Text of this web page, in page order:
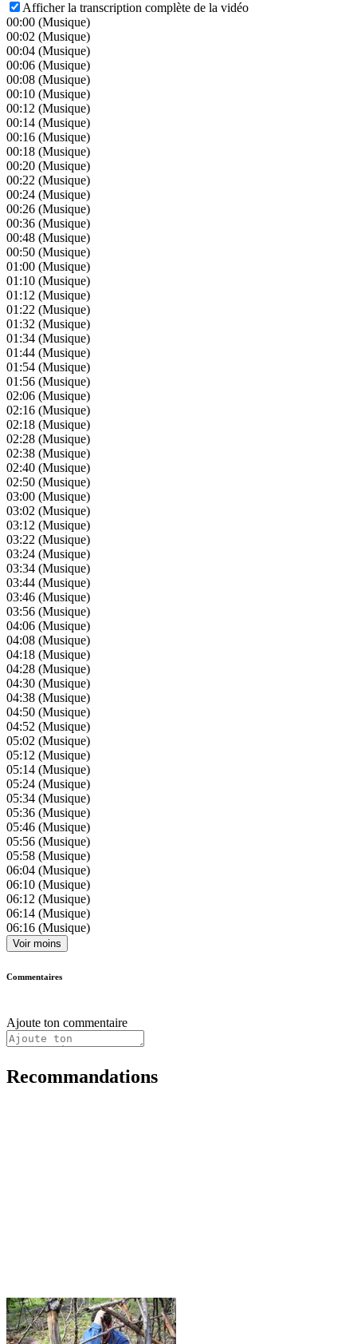
Afficher la transcription complète de la vidéo
00:00 (Musique)
00:02 (Musique)
00:04 (Musique)
00:06 (Musique)
00:08 (Musique)
00:10 (Musique)
00:12 (Musique)
00:14 (Musique)
00:16 (Musique)
00:18 (Musique)
00:20 (Musique)
00:22 (Musique)
00:24 (Musique)
00:26 (Musique)
00:36 (Musique)
00:48 (Musique)
00:50 (Musique)
01:00 (Musique)
01:10 (Musique)
01:12 (Musique)
01:22 (Musique)
01:32 (Musique)
01:34 (Musique)
01:44 (Musique)
01:54 (Musique)
01:56 (Musique)
02:06 (Musique)
02:16 (Musique)
02:18 (Musique)
02:28 (Musique)
02:38 (Musique)
02:40 (Musique)
02:50 (Musique)
03:00 (Musique)
03:02 (Musique)
03:12 (Musique)
03:22 (Musique)
03:24 (Musique)
03:34 (Musique)
03:44 (Musique)
03:46 (Musique)
03:56 (Musique)
04:06 (Musique)
04:08 (Musique)
04:18 (Musique)
04:28 (Musique)
04:30 (Musique)
04:38 (Musique)
04:50 (Musique)
04:52 (Musique)
05:02 (Musique)
05:12 (Musique)
05:14 (Musique)
05:24 (Musique)
05:34 (Musique)
05:36 (Musique)
05:46 (Musique)
05:56 (Musique)
05:58 (Musique)
06:04 (Musique)
06:10 (Musique)
06:12 (Musique)
06:14 (Musique)
06:16 (Musique)
Voir moins
Commentaires
Ajoute ton commentaire
Recommandations